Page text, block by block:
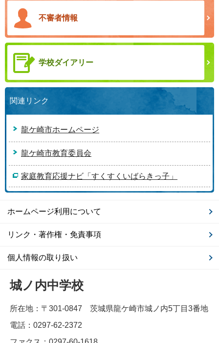
不審者情報
学校ダイアリー
関連リンク
龍ケ崎市ホームページ
龍ケ崎市教育委員会
家庭教育応援ナビ「すくすくいばらきっ子」
ホームページ利用について
リンク・著作権・免責事項
個人情報の取り扱い
城ノ内中学校
所在地：〒301-0847 茨城県龍ケ崎市城ノ内5丁目3番地
電話：0297-62-2372